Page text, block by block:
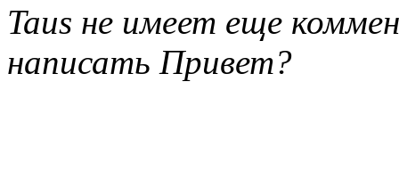
Taus не имеет еще
написать Привет?